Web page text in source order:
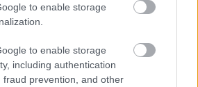
to enable storage
to enable storage
including authentication
fraud prevention, and other